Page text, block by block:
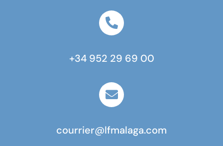
+34 952 29 69 00
courrier@lfmalaga.com